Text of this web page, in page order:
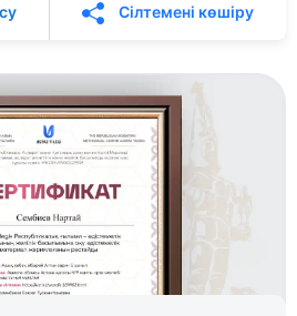
Сілтемені көшіру